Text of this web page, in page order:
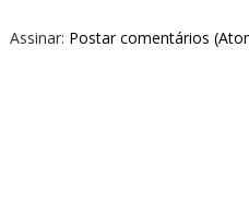
Assinar: Postar comentários